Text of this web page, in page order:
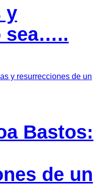
y
sea…..
Bastos:
de un